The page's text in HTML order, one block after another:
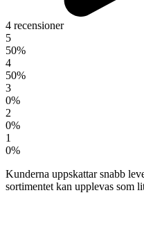
4 recensioner
5
50%
4
50%
3
0%
2
0%
1
0%
Kunderna uppskattar snabb
sortimentet kan upplevas som